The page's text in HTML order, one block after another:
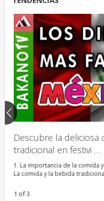
Descubre la deliciosa
tradicional en festivi …
1. La importancia de la comida
La comida y la bebida
1 of 3